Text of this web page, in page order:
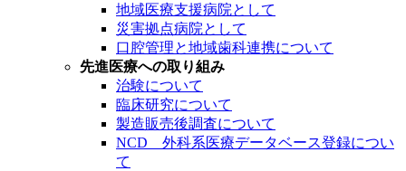
地域医療支援病院として
災害拠点病院として
口腔管理と地域歯科連携について
先進医療への取り組み
治験について
臨床研究について
製造販売後調査について
NCD 外科系医療データベース登録につい
て